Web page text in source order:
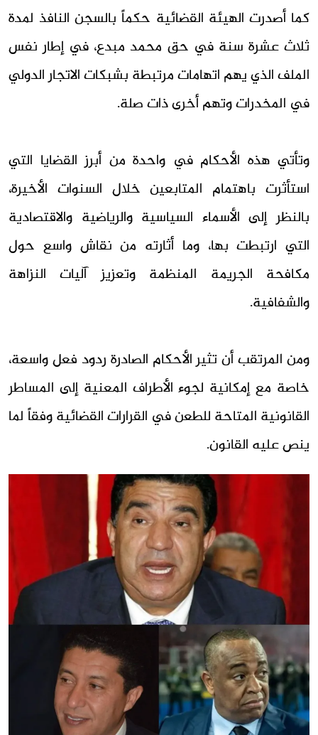
كما أصدرت الهيئة القضائية حكماً بالسجن النافذ لمدة
ثلاث عشرة سنة في حق محمد مبدع، في إطار نفس
الملف الذي يهم اتهامات مرتبطة بشبكات الاتجار الدولي
في المخدرات وتهم أخرى ذات صلة.
وتأتي هذه الأحكام في واحدة من أبرز القضايا التي
استأثرت باهتمام المتابعين خلال السنوات الأخيرة،
بالنظر إلى الأسماء السياسية والرياضية والاقتصادية
التي ارتبطت بها، وما أثارته من نقاش واسع حول
مكافحة الجريمة المنظمة وتعزيز آليات النزاهة
والشفافية.
ومن المرتقب أن تثير الأحكام الصادرة ردود فعل واسعة،
خاصة مع إمكانية لجوء الأطراف المعنية إلى المساطر
القانونية المتاحة للطعن في القرارات القضائية وفقاً لما
ينص عليه القانون.